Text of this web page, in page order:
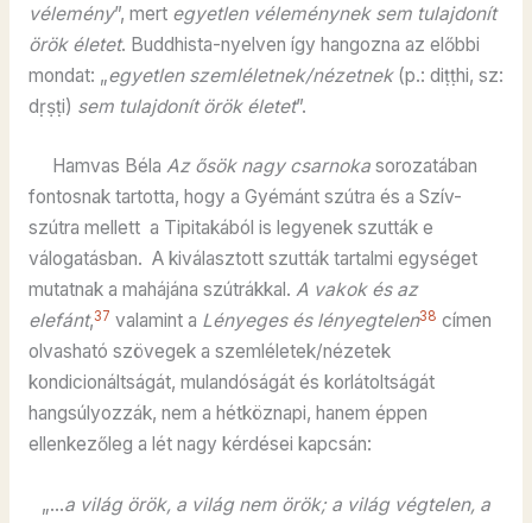
vélemény”, mert egyetlen véleménynek sem tulajdonít
örök életet. Buddhista-nyelven így hangozna az előbbi
mondat: „egyetlen szemléletnek/nézetnek (p.: diṭṭhi, sz:
dṛṣṭi) sem tulajdonít örök életet”.
Hamvas Béla Az ősök nagy csarnokasorozatában
fontosnak tartotta, hogy a Gyémánt szútra és a Szív-
szútra mellett a Tipitakából is legyenek szutták e
válogatásban. A kiválasztott szutták tartalmi egységet
mutatnak a mahájána szútrákkal. A vakok és az
elefánt,37 valamint a Lényeges és lényegtelen38 címen
olvasható szövegek a szemléletek/nézetek
kondicionáltságát, mulandóságát és korlátoltságát
hangsúlyozzák, nem a hétköznapi, hanem éppen
ellenkezőleg a lét nagy kérdései kapcsán:
„…a világ örök, a világ nem örök; a világ végtelen, a